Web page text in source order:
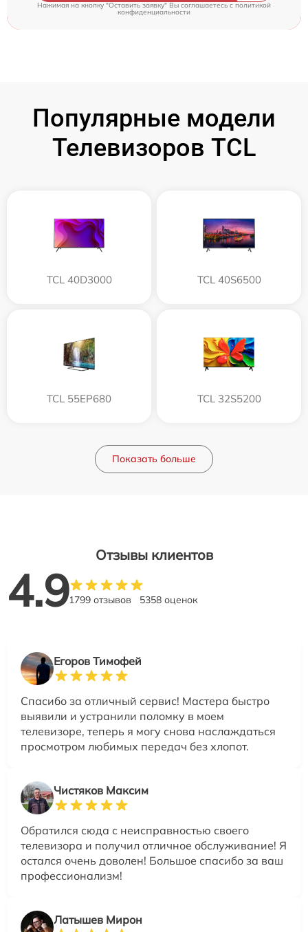
Нажимая на кнопку "Оставить заявку" Вы соглашаетесь cполитикой
конфиденциальности
Популярные модели
Телевизоров TCL
TCL 40D3000 TCL 40S6500
TCL 55EP680 TCL 32S5200
Показать больше
Отзывы клиентов
4.91799 отзывов 5358 оценок
Егоров Тимофей
Спасибо за отличный сервис! Мастера быстро
выявили и устранили поломку в моем
телевизоре, теперь я могу снова наслаждаться
просмотром любимых передач без хлопот.
Чистяков Максим
Обратился сюда с неисправностью своего
телевизора и получил отличное обслуживание! Я
остался очень доволен! Большое спасибо за ваш
профессионализм!
Латышев Мирон